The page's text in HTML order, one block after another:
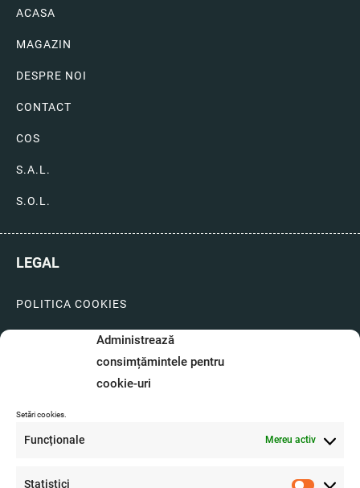
Administrează
consimțămintele pentru
cookie-uri
Setări cookies.
Funcționale Mereu activ
Statistici
ACASA
MAGAZIN
DESPRE NOI
CONTACT
COS
S.A.L.
S.O.L.
LEGAL
POLITICA COOKIES
LIVRARI SI PLATI
GARANTIE SI SERVICE